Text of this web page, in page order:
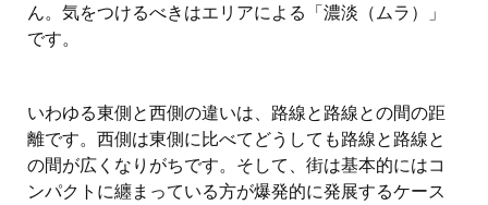
ん。気をつけるべきはエリアによる「濃淡（ムラ）」
です。
いわゆる東側と西側の違いは、路線と路線との間の距
離です。西側は東側に比べてどうしても路線と路線と
の間が広くなりがちです。そして、街は基本的にはコ
ンパクトに纏まっている方が爆発的に発展するケース